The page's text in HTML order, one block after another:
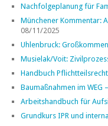
Nachfolgeplanung für
Münchener Kommentar:
08/11/2025
Uhlenbruck:
Musielak/Voit:
Handbuch Pflichtteilsrecht
Baumaßnahmen im WEG
Arbeitshandbuch für
Grundkurs IPR und